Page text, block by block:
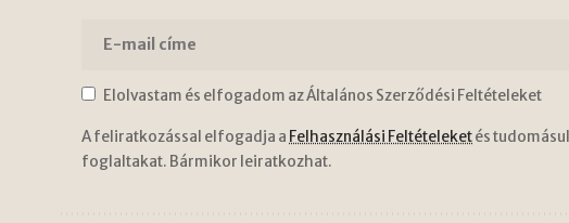
Elolvastam és elfogadom az Általános Szerződési Feltételeket
A feliratkozással elfogadja a Felhasználási Feltételeketés
foglaltakat. Bármikor leiratkozhat.